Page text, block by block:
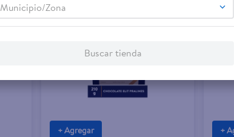
+ Agregar +
Municipio/Zona
Buscar tienda